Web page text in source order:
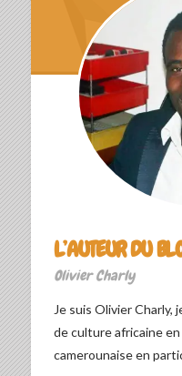
L’AUTEUR DU
Olivier Charly
Je suis Olivier Charly,
de culture africaine
camerounaise en